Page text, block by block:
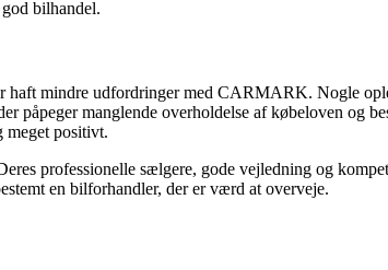
bilhandel.
haft mindre udfordringer med CARMARK. Nogle
påpeger manglende overholdelse af købeloven og
meget positivt.
professionelle sælgere, gode vejledning og
en bilforhandler, der er værd at overveje.